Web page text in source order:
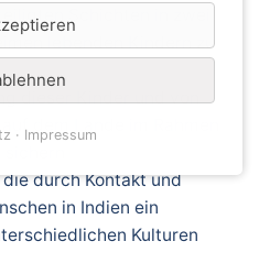
Schichten in zwei
lebenden Kindern zu
durch Kontakt und
in Indien ein
Kulturen
Impressum